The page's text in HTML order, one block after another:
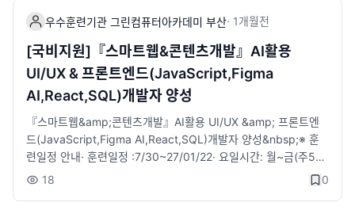
요구를 분석 및 아이디어를 시각화하고, UI/UX 기획 및 설계를 수
기 위한 표준 자바스크립트(ECMAScript), 리엑트(React)를 활용
하여 모던 웹 개발 능력을 함양할 수 있다.스크립트언어자바(프로
그래밍언어)&nbsp;&lt;상담안내 링크&gt;https://litt.ly/bsgree
니다.■ 접수 : 바로가기​
원&nbsp;&nbsp; &nbsp; &nbsp; &nbsp; &nbsp; &nbsp;· ​훈
련장려금 지급 : 국가기간전략산업직종 훈련 월 최대 20만원. 산대
특직종 훈련 월 최대 40만원· ​구직촉진수당 : 국취1유형-월 최대
60만원 (가족수당 최대 40만원)· ​ 1:1 취업지원 서비스 제공 (진로
상담·자소서/이력서 첨삭·취업세미나·참여 기업 취업 연계 등)※​ 과
정안내&nbsp;-′디지털디자인′의 직종 정의 ′스마트기기에 적용 가
능한 서비스에 대하여 사용자경험과 니즈를 분석하여 정보설계, U
I설계, 화면설계 등을 하는 직무′를 훈련의 핵심 목표 중 하나로 설
정하고 있습니다.&nbsp;-스마트폰·태블릿·스마트기기 등 다양한
A) 설계 → UI 화면설계 → AI 기반 UX 최적화의 전주기 디지털디
자인 실무 역량을 교육합니다.​​■ 전화문의 : 051-912-1000■ 카
우수훈련기관 그린컴퓨터아카데미 부산· 1개월전
[국비지원]『스마트웹&콘텐츠개발』AI활용
UI/UX & 프론트엔드(JavaScript,Figma
AI,React,SQL)개발자 양성
『스마트웹&amp;콘텐츠개발』AI활용 UI/UX &amp; 프론트엔
드(JavaScript,Figma AI,React,SQL)개발자 양성&nbsp;※ 훈
련일정 안내​· ​훈련일정 :7/30~27/01/22· 요일시간: 월~금(주5
일) 09:00~18:00​· 모집정원: 20명&nbsp;&nbsp;&nbsp;※ 지
18 0